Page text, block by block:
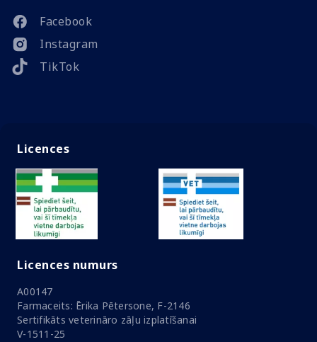
Facebook
Instagram
TikTok
Licences
Licences numurs
A00147
Farmaceits: Ērika Pētersone, F-2146
Sertifikāts veterināro zāļu izplatīšanai
V-1511-25